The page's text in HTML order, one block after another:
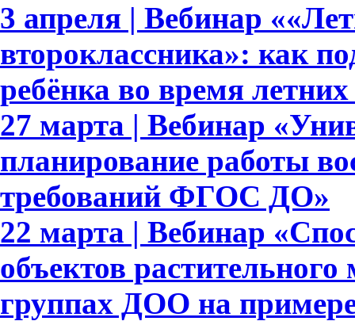
3 апреля | Вебинар
второклассника»: как
ребёнка во время
27 марта | Вебинар
планирование работы
требований ФГОС ДО»
22 марта | Вебинар
объектов
группах ДОО на